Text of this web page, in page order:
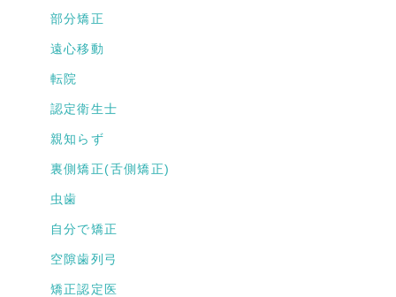
部分矯正
遠心移動
転院
認定衛生士
親知らず
裏側矯正(舌側矯正)
虫歯
自分で矯正
空隙歯列弓
矯正認定医